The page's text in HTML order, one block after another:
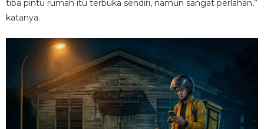
tiba pintu rumah itu terbuka sendiri, namun sangat perlahan,”
katanya.